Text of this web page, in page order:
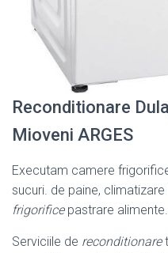
Reconditionare
Mioveni ARGES
Executam camere
sucuri. de paine,
frigorificepastrare
Serviciile de reconditionare